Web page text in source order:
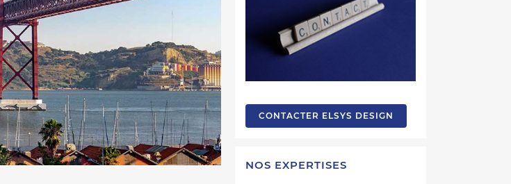
CONTACTER ELSYS DESIGN
NOS EXPERTISES